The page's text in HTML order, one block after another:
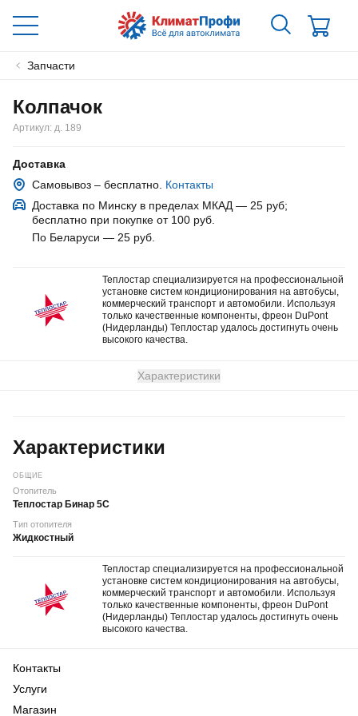
Запчасти
Колпачок
Артикул: д. 189
Доставка
Самовывоз – бесплатно. Контакты
Доставка по Минску в пределах МКАД — 25 руб;
бесплатно при покупке от 100 руб.
По Беларуси — 25 руб
Теплостар специализируется на профессиональной
установке систем кондиционирования на автобусы,
коммерческий транспорт и автомобили. Используя
только качественные компоненты, фреон DuPont
(Нидерланды) Теплостар удалось достигнуть очень
высокого качества.
Характеристики
Характеристики
ОБЩИЕ
Отопитель
Теплостар Бинар 5С
Тип отопителя
Жидкостный
Теплостар специализируется на профессиональной
установке систем кондиционирования на автобусы,
коммерческий транспорт и автомобили. Используя
только качественные компоненты, фреон DuPont
(Нидерланды) Теплостар удалось достигнуть очень
высокого качества.
Контакты
Услуги
Магазин